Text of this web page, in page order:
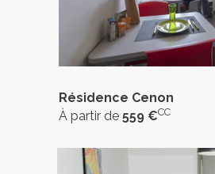
Résidence Cenon
À partir de 559 €CC